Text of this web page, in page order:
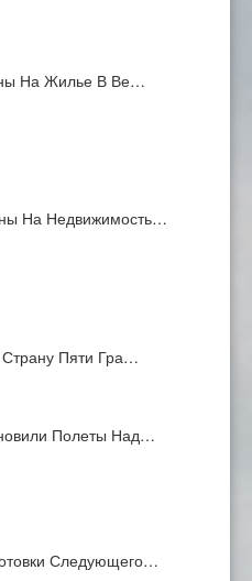
На Жилье В Ве…
На Недвижимость…
Пяти Гра…
Полеты Над…
Следующего…